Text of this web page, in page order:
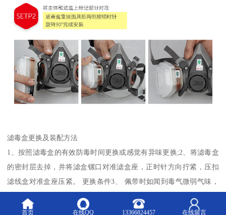
滤毒盒更换及装配方法
1、按照滤毒盒的有效防毒时间更换或感觉有异味更换;2、将滤毒盒
的密封层去掉，并将滤盒镙口对准滤盒座，正时针方向拧紧，压扣
滤线盒对准盒座压紧。 更换条件3、 佩带时如闻到毒气微弱气味，
毒气体占总体积2%以上的地方，各型滤毒罐都不能起到防护作用
首页 在线QQ 13366824457 在线留言